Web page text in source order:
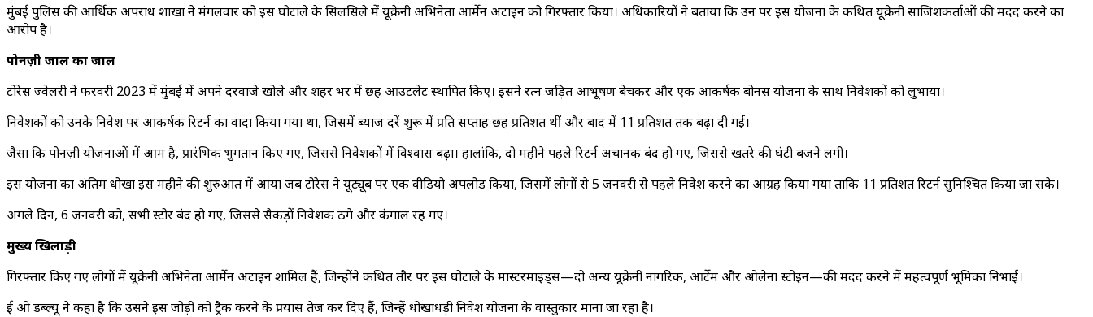
मुंबई पुलिस की आर्थिक अपराध शाखा ने मंगलवार को इस घोटाले के सिलसिले में यूक्रेनी अभिनेता आर्मेन अटाइन को गिरफ्तार किया। अधिकारियों ने बताया कि उन पर इस योजना के कथित यूक्रेनी साजिशकर्ताओं की मदद करने का
आरोप है।
पोनज़ी जाल का जाल
टोरेस ज्वेलरी ने फरवरी 2023 में मुंबई में अपने दरवाजे खोले और शहर भर में छह आउटलेट स्थापित किए। इसने रत्न जड़ित आभूषण बेचकर और एक आकर्षक बोनस योजना के साथ निवेशकों को लुभाया।
निवेशकों को उनके निवेश पर आकर्षक रिटर्न का वादा किया गया था, जिसमें ब्याज दरें शुरू में प्रति सप्ताह छह प्रतिशत थीं और बाद में 11 प्रतिशत तक बढ़ा दी गईं।
जैसा कि पोनज़ी योजनाओं में आम है, प्रारंभिक भुगतान किए गए, जिससे निवेशकों में विश्वास बढ़ा। हालांकि, दो महीने पहले रिटर्न अचानक बंद हो गए, जिससे खतरे की घंटी बजने लगी।
इस योजना का अंतिम धोखा इस महीने की शुरुआत में आया जब टोरेस ने यूट्यूब पर एक वीडियो अपलोड किया, जिसमें लोगों से 5 जनवरी से पहले निवेश करने का आग्रह किया गया ताकि 11 प्रतिशत रिटर्न सुनिश्चित किया जा सके।
अगले दिन, 6 जनवरी को, सभी स्टोर बंद हो गए, जिससे सैकड़ों निवेशक ठगे और कंगाल रह गए।
मुख्य खिलाड़ी
गिरफ्तार किए गए लोगों में यूक्रेनी अभिनेता आर्मेन अटाइन शामिल हैं, जिन्होंने कथित तौर पर इस घोटाले के मास्टरमाइंड्स—दो अन्य यूक्रेनी नागरिक, आर्टेम और ओलेना स्टोइन—की मदद करने में महत्वपूर्ण भूमिका निभाई।
ई ओ डब्ल्यू ने कहा है कि उसने इस जोड़ी को ट्रैक करने के प्रयास तेज कर दिए हैं, जिन्हें धोखाधड़ी निवेश योजना के वास्तुकार माना जा रहा है।